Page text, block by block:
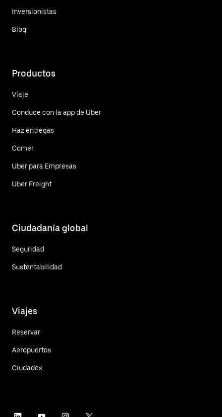
Inversionistas
Blog
Productos
Viaje
Conduce con la app de Uber
Haz entregas
Comer
Uber para Empresas
Uber Freight
Ciudadanía global
Seguridad
Sustentabilidad
Viajes
Reservar
Aeropuertos
Ciudades